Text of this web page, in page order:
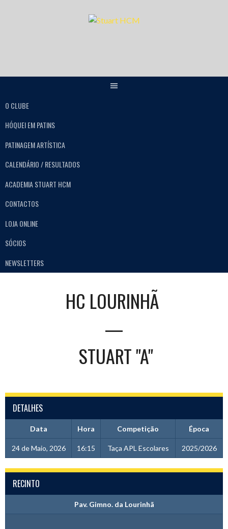
O CLUBE
HÓQUEI EM PATINS
PATINAGEM ARTÍSTICA
CALENDÁRIO / RESULTADOS
ACADEMIA STUART HCM
CONTACTOS
LOJA ONLINE
SÓCIOS
NEWSLETTERS
HC LOURINHÃ
—
STUART "A"
DETALHES
Data Hora Competição Época
24 de Maio, 2026 16:15 Taça APL Escolares 2025/2026
RECINTO
Pav. Gimno. da Lourinhã